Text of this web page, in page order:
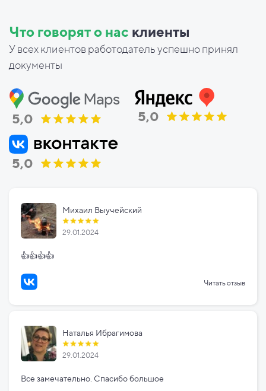
Что говорят о нас клиенты
У всех клиентов работодатель успешно принял
документы
5,0 5,0
5,0
Михаил Выучейский
29.01.2024
👍👍👍👍
Читать отзыв
Наталья Ибрагимова
29.01.2024
Все замечательно. Спасибо большое